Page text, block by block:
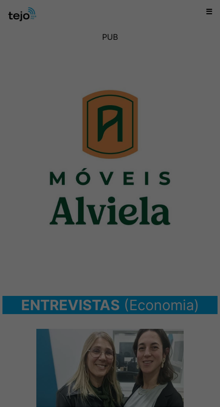
☰
PUB
ENTREVISTAS (Economia)